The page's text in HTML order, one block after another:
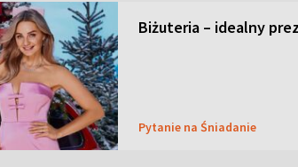
Biżuteria – idealny
Pytanie na Śniadanie